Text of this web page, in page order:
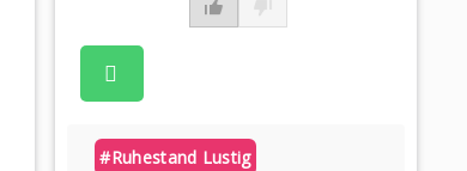
#ruhestand Lustig